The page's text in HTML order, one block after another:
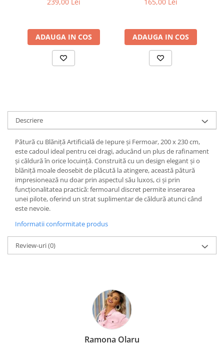
ADAUGA IN COS ADAUGA IN COS
Descriere
Pătură cu Blăniță Artificială de Iepure și Fermoar, 200 x 230 cm,
este cadoul ideal pentru cei dragi, aducând un plus de rafinament
și căldură în orice locuință. Construită cu un design elegant și o
blăniță moale deosebit de plăcută la atingere, această pătură
impresionează nu doar prin aspectul său luxos, ci și prin
funcționalitatea practică: fermoarul discret permite inserarea
unei pilote, oferind un strat suplimentar de căldură atunci când
este nevoie.
Informatii conformitate produs
Review-uri(0)
Ramona Olaru